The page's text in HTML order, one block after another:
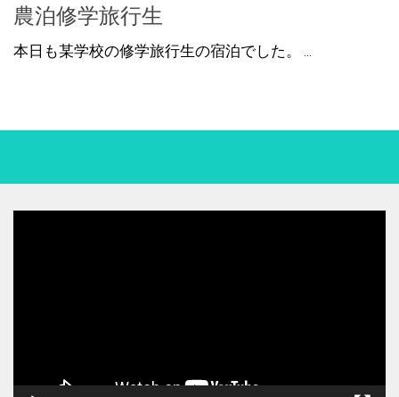
農泊修学旅行生
本日も某学校の修学旅行生の宿泊でした。 ...